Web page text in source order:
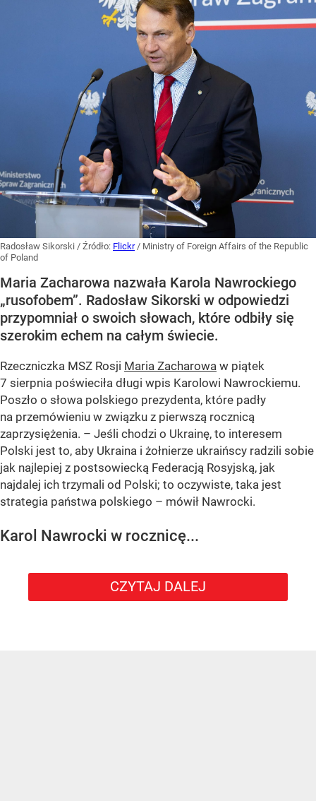
Radosław Sikorski / Źródło: Flickr / Ministry of Foreign Affairs of the Republic
of Poland
Maria Zacharowa nazwała Karola Nawrockiego
„rusofobem”. Radosław Sikorski w odpowiedzi
przypomniał o swoich słowach, które odbiły się
szerokim echem na całym świecie.
Rzeczniczka MSZ Rosji Maria Zacharowa w piątek
7 sierpnia poświeciła długi wpis Karolowi Nawrockiemu.
Poszło o słowa polskiego prezydenta, które padły
na przemówieniu w związku z pierwszą rocznicą
zaprzysiężenia. – Jeśli chodzi o Ukrainę, to interesem
Polski jest to, aby Ukraina i żołnierze ukraińscy radzili sobie
jak najlepiej z postsowiecką Federacją Rosyjską, jak
najdalej ich trzymali od Polski; to oczywiste, taka jest
strategia państwa polskiego – mówił Nawrocki.
Karol Nawrocki w rocznicę...
CZYTAJ DALEJ